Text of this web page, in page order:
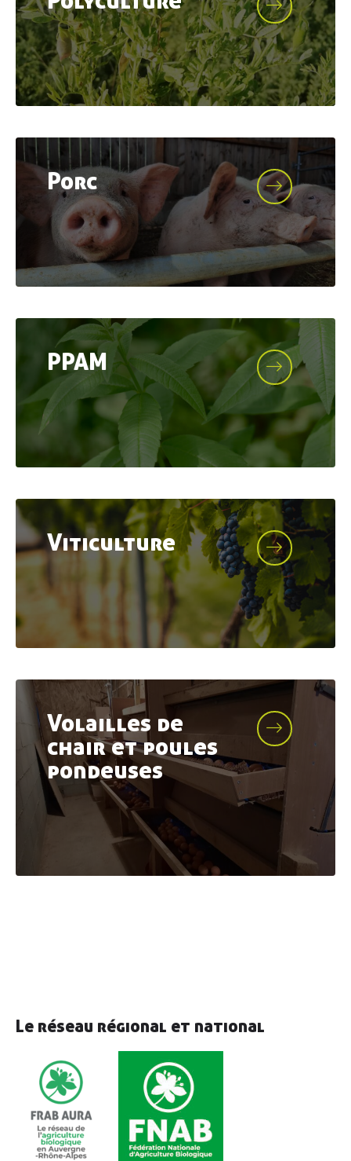
Porc
PPAM
Viticulture
Volailles de
chair et poules
pondeuses
Le réseau régional et national
Professionnelsde l’alimentation
Consom’acteur•ices
Actualités
Ressources
Contacter AGRIBIO